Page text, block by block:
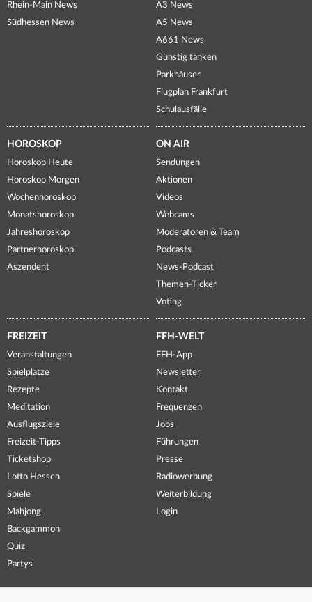
Rhein-Main News
Südhessen News
A3 News
A5 News
A661 News
Günstig tanken
Parkhäuser
Flugplan Frankfurt
Schulausfälle
HOROSKOP
Horoskop Heute
Horoskop Morgen
Wochenhoroskop
Monatshoroskop
Jahreshoroskop
Partnerhoroskop
Aszendent
ON AIR
Sendungen
Aktionen
Videos
Webcams
Moderatoren & Team
Podcasts
News-Podcast
Themen-Ticker
Voting
FREIZEIT
Veranstaltungen
Spielplätze
Rezepte
Meditation
Ausflugsziele
Freizeit-Tipps
Ticketshop
Lotto Hessen
Spiele
Mahjong
Backgammon
Quiz
Partys
FFH-WELT
FFH-App
Newsletter
Kontakt
Frequenzen
Jobs
Führungen
Presse
Radiowerbung
Weiterbildung
Login